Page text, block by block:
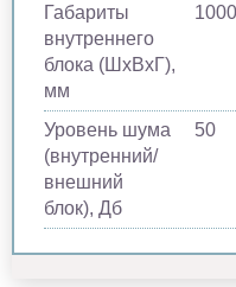
Габариты
внутреннего
блока (ШхВхГ),
мм
Уровень шума
(внутренний/
внешний
блок), Дб
50